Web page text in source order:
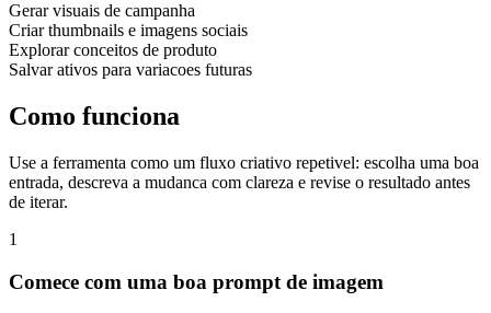
Gerar visuais de campanha
Criar thumbnails e imagens sociais
Explorar conceitos de produto
Salvar ativos para variacoes futuras
Como funciona
Use a ferramenta como um fluxo criativo repetivel: escolha uma boa
entrada, descreva a mudanca com clareza e revise o resultado antes
de iterar.
1
Comece com uma boa prompt de imagem